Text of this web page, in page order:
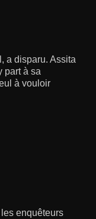
a disparu. Assita
part à sa
à vouloir
enquêteurs